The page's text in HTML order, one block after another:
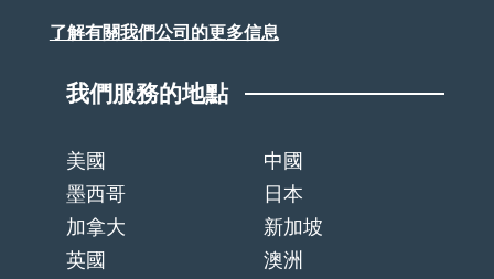
了解有關我們公司的更多信息
我們服務的地點
美國
中國
墨西哥
日本
加拿大
新加坡
英國
澳洲